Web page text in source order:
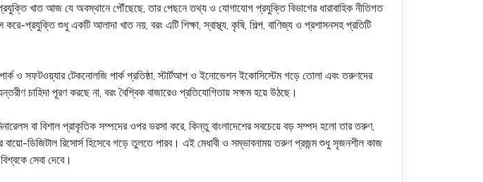
খাত আজ যে অবস্থানে পৌঁছেছে, তার পেছনে তথ্য ও যোগাযোগ প্রযুক্তি বিভাগের ধারাবাহিক নীতিগত
প্রযুক্তি শুধু একটি আলাদা খাত নয়, বরং এটি শিক্ষা, স্বাস্থ্য, কৃষি, শিল্প, বাণিজ্য ও প্রশাসনসহ প্রতিটি
ও সফটওয়্যার টেকনোলজি পার্ক প্রতিষ্ঠা, স্টার্টআপ ও ইনোভেশন ইকোসিস্টেম গড়ে তোলা এবং তরুণদের
চাহিদা পূরণ করছে না, বরং বৈশ্বিক বাজারেও প্রতিযোগিতায় সক্ষম হয়ে উঠছে।
বা বিশাল প্রাকৃতিক সম্পদের ওপর ভরসা করে, কিন্তু বাংলাদেশের সবচেয়ে বড় সম্পদ হলো তার তরুণ,
ডিজিটাল রিসোর্স হিসেবে গড়ে তুলতে পারব। এই মেধাবী ও সম্ভাবনাময় তরুণ প্রজন্ম শুধু সৃজনশীল কাজ
সেবা দেবে।